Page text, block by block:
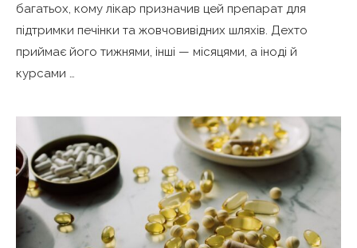
багатьох, кому лікар призначив цей препарат для
підтримки печінки та жовчовивідних шляхів. Дехто
приймає його тижнями, інші — місяцями, а іноді й
курсами …